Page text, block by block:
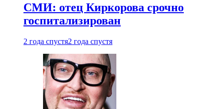
СМИ: отец Киркорова срочно
госпитализирован
2 года спустя2 года спустя